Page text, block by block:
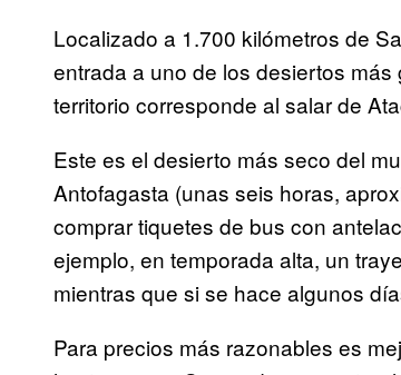
Localizado a 1.700 kilómetros de
entrada a uno de los desiertos
territorio corresponde al salar de
Este es el desierto más seco del
Antofagasta (unas seis horas,
comprar tiquetes de bus con
ejemplo, en temporada alta, un
mientras que si se hace algunos
Para precios más razonables es